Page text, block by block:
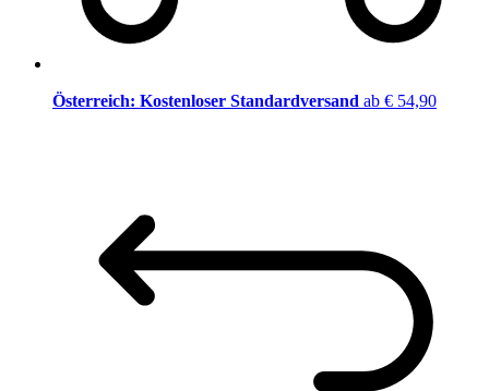
Österreich: Kostenloser Standardversand ab € 54,90